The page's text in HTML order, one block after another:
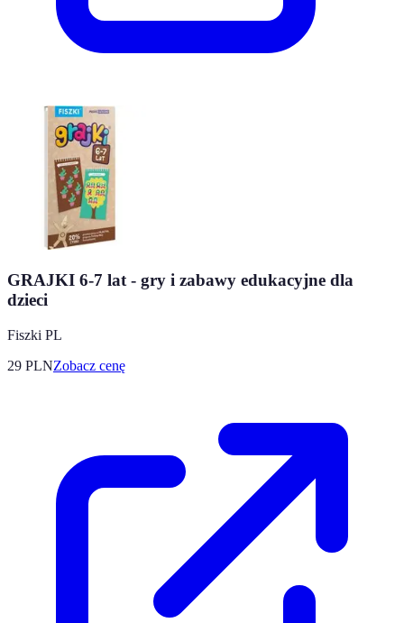
GRAJKI 6-7 lat - gry i zabawy edukacyjne dla
dzieci
Fiszki PL
29 PLNZobacz cenę